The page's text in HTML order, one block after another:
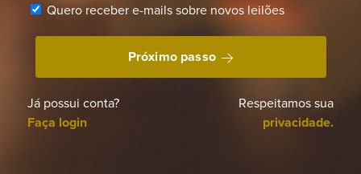
Quero receber e-mails sobre novos leilões
Próximo passo
Já possui conta?
Faça login
Respeitamos sua
privacidade.